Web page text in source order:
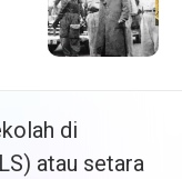
di
atau setara